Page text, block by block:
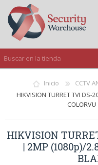
INICIAR SESIÓN
Inicio CCTV
HIKVISION TURRET TVI
HIKVISION
| 2MP (1080p)/